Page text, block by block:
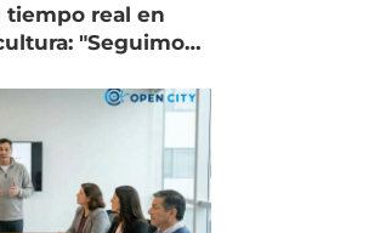
tiempo real en
"Seguimos